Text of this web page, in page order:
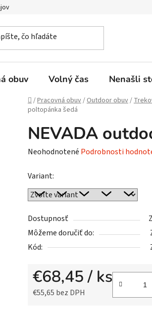
obuv Volný čas Nenašli
Domov
/Pracovná obuv/Outdoor obuv/
poltopánka šedá
NEVADA
Priemerné
produktu
je
0,0
z
5
hviezdičiek.
Neohodnotené Podrobnosti
Variant:
Dostupnosť
Môžeme doručiť do:
Kód:
€68,45/ ks
€55,65 bez DPH